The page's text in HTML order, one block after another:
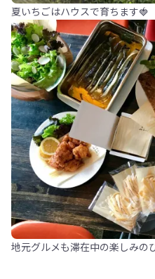
夏いちごはハウスで育ちます🍓
地元グルメも滞在中の楽しみの